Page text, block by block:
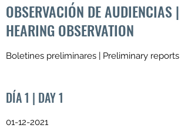
OBSERVACIÓN DE AUDIENCIAS |
HEARING OBSERVATION
Boletines preliminares | Preliminary reports
DÍA 1 | DAY 1
01-12-2021